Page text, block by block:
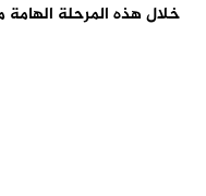
خلال هذه المرحلة